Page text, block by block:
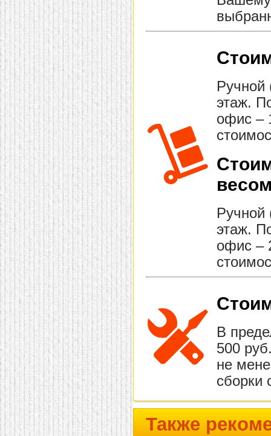
Ручной
этаж.
офис –
Ручной
этаж.
офис –
В
500
не
сборки
Также